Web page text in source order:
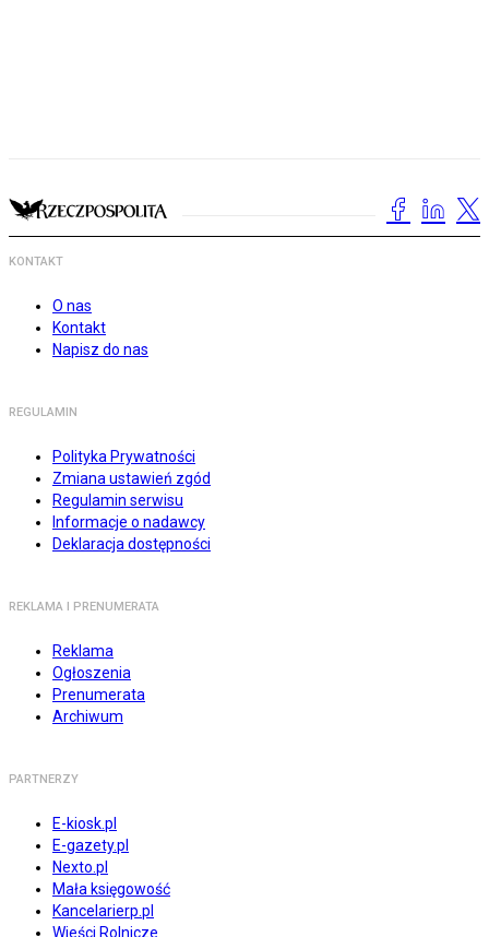
KONTAKT
O nas
Kontakt
Napisz do nas
REGULAMIN
Polityka Prywatności
Zmiana ustawień zgód
Regulamin serwisu
Informacje o nadawcy
Deklaracja dostępności
REKLAMA I PRENUMERATA
Reklama
Ogłoszenia
Prenumerata
Archiwum
PARTNERZY
E-kiosk.pl
E-gazety.pl
Nexto.pl
Mała księgowość
Kancelarierp.pl
Wieści Rolnicze